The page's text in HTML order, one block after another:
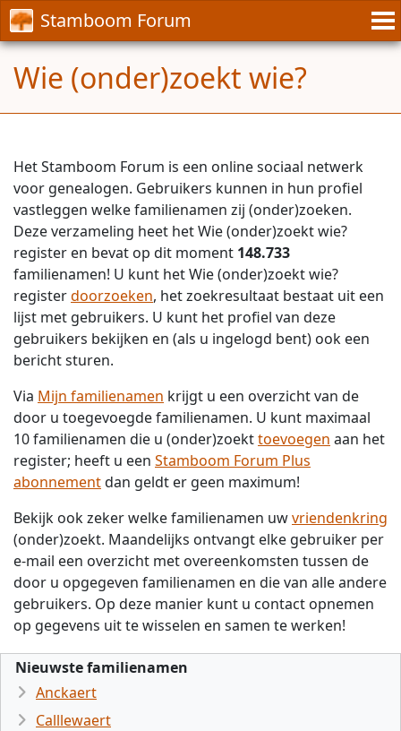
Stamboom Forum
Wie (onder)zoekt wie?
Het Stamboom Forum is een online sociaal netwerk
voor genealogen. Gebruikers kunnen in hun profiel
vastleggen welke familienamen zij (onder)zoeken.
Deze verzameling heet het Wie (onder)zoekt wie?
register en bevat op dit moment 148.733
familienamen! U kunt het Wie (onder)zoekt wie?
registerdoorzoeken, het zoekresultaat bestaat uit een
lijst met gebruikers. U kunt het profiel van deze
gebruikers bekijken en (als u ingelogd bent) ook een
bericht sturen.
Via Mijn familienamen krijgt u een overzicht van de
door u toegevoegde familienamen. U kunt maximaal
10 familienamen die u (onder)zoekttoevoegen aan het
register; heeft u een Stamboom Forum Plus
abonnementdan geldt er geen maximum!
Bekijk ook zeker welke familienamen uwvriendenkring
(onder)zoekt. Maandelijks ontvangt elke gebruiker per
e-mail een overzicht met overeenkomsten tussen de
door u opgegeven familienamen en die van alle andere
gebruikers. Op deze manier kunt u contact opnemen
op gegevens uit te wisselen en samen te werken!
Nieuwste familienamen
Anckaert
Calllewaert